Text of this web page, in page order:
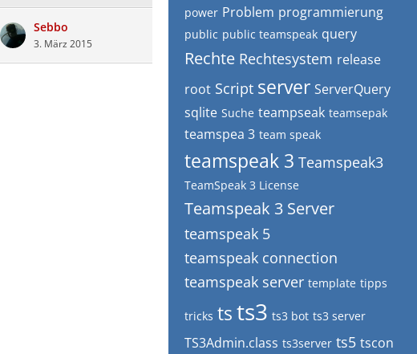
Sebbo
3. März 2015
power Problem programmierung
public public teamspeak query
Rechte Rechtesystem release
root Script server ServerQuery
sqlite Suche teampseak teamsepak
teamspea 3 team speak
teamspeak 3 Teamspeak3
TeamSpeak 3 License
Teamspeak 3 Server
teamspeak 5
teamspeak connection
teamspeak server template tipps
tricks tsts3 ts3 bot ts3 server
TS3Admin.class ts3server ts5 tscon